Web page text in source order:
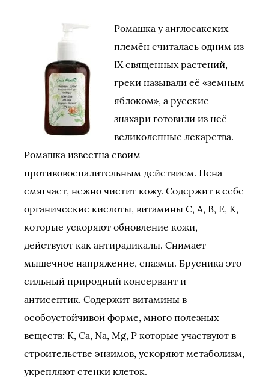
Ромашка у англосакских
племён считалась одним из
IX священных растений,
греки называли её «земным
яблоком», а русские
знахари готовили из неё
великолепные лекарства.
Ромашка известна своим
противовоспалительным действием. Пена
смягчает, нежно чистит кожу. Содержит в себе
органические кислоты, витамины С, А, В, Е, К,
которые ускоряют обновление кожи,
действуют как антирадикалы. Снимает
мышечное напряжение, спазмы. Брусника это
сильный природный консервант и
антисептик. Содержит витамины в
особоустойчивой форме, много полезных
веществ: K, Ca, Na, Mg, P которые участвуют в
строительстве энзимов, ускоряют метаболизм,
укрепляют стенки клеток.